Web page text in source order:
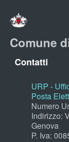
Comune
Contatti
URP -
Posta
Numero
Indirizzo:
Genova
P. Iva: